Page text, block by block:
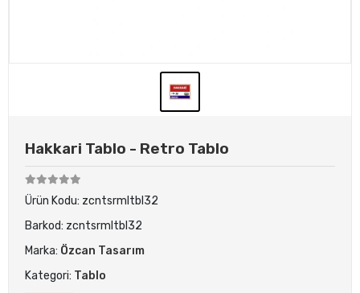
Hakkari Tablo - Retro Tablo
Ürün Kodu: zcntsrmltbl32
Barkod: zcntsrmltbl32
Marka: Özcan Tasarım
Kategori: Tablo